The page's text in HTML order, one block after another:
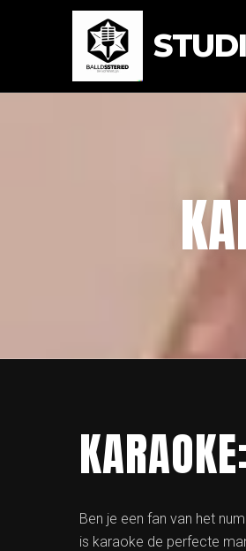
Ben je een fan van het
is karaoke de perfecte